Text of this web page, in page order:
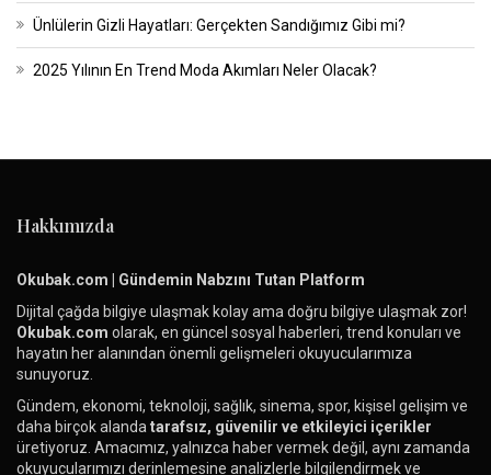
Ünlülerin Gizli Hayatları: Gerçekten Sandığımız Gibi mi?
2025 Yılının En Trend Moda Akımları Neler Olacak?
Hakkımızda
Okubak.com | Gündemin Nabzını Tutan Platform
Dijital çağda bilgiye ulaşmak kolay ama doğru bilgiye ulaşmak zor!
Okubak.com olarak, en güncel sosyal haberleri, trend konuları ve
hayatın her alanından önemli gelişmeleri okuyucularımıza
sunuyoruz.
Gündem, ekonomi, teknoloji, sağlık, sinema, spor, kişisel gelişim ve
daha birçok alanda tarafsız, güvenilir ve etkileyici içerikler
üretiyoruz. Amacımız, yalnızca haber vermek değil, aynı zamanda
okuyucularımızı derinlemesine analizlerle bilgilendirmek ve